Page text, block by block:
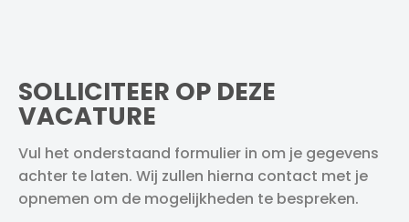
SOLLICITEER OP DEZE
VACATURE
Vul het onderstaand formulier in om je gegevens
achter te laten. Wij zullen hierna contact met je
opnemen om de mogelijkheden te bespreken.